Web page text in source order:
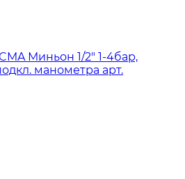
Миньон 1/2" 1-4бар,
манометра арт.